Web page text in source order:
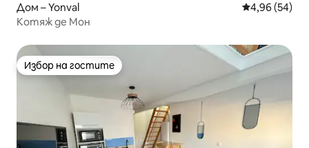
Дом – Yonval Средна
4,96 (54)
Котяж де Мон
Избор на гостите
Избор на гостите